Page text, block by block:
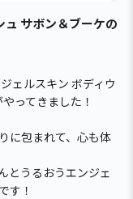
ュ サボン＆ブーケの
ェルスキン ボディウ
ってきました！
に包まれて、心も体
とうるおうエンジェ
す！